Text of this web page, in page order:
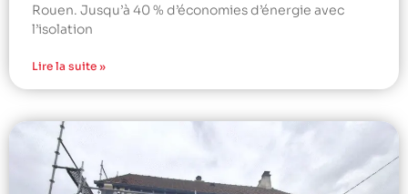
Rouen. Jusqu’à 40 % d’économies d’énergie avec
l’isolation
Lire la suite »